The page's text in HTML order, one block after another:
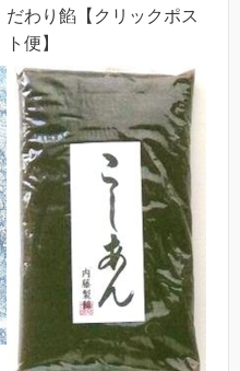
だわり餡【クリックポス
ト便】